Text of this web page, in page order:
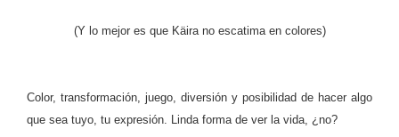
(Y lo mejor es que Käira no escatima en colores)
Color, transformación, juego, diversión y posibilidad de hacer algo
que sea tuyo, tu expresión. Linda forma de ver la vida, ¿no?